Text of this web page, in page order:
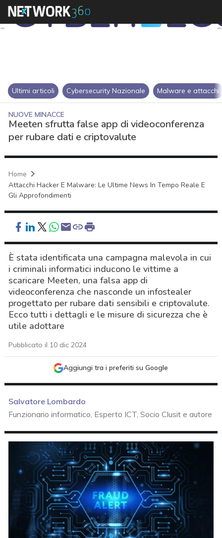
Ultimi articoli Cybersecurity Nazionale Malware e attacchi
NUOVE MINACCE
Meeten sfrutta false app di videoconferenza
per rubare dati e criptovalute
Home
Attacchi Hacker E Malware: Le Ultime News In Tempo Reale E
Gli Approfondimenti
È stata identificata una campagna malevola in cui
i criminali informatici inducono le vittime a
scaricare Meeten, una falsa app di
videoconferenza che nasconde un infostealer
progettato per rubare dati sensibili e criptovalute.
Ecco tutti i dettagli e le misure di sicurezza che è
utile adottare
Pubblicato il 10 dic 2024
Aggiungi tra i preferiti su Google
Salvatore Lombardo
Funzionario informatico, Esperto ICT, Socio Clusit e autore